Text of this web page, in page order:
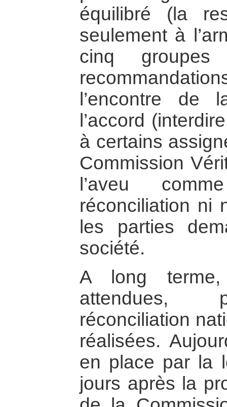
équilibré (la
seulement à
cinq
l’encontre de
l’accord
à certains
Commission
l’aveu
réconciliation ni
les parties
société.
A long terme,
attendues,
réconciliation
réalisées.
en place par la
jours après la